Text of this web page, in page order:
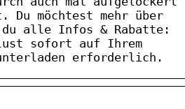
möchtest mehr über
du alle Infos & Rabatte:
sofort auf Ihrem
erforderlich.